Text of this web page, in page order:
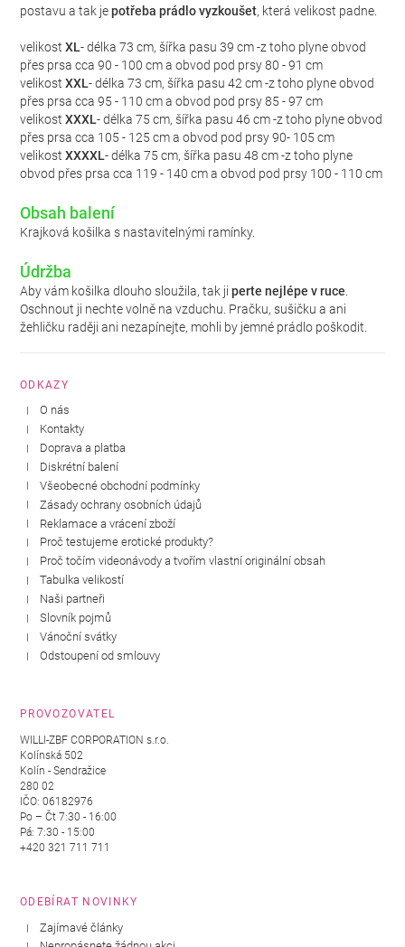
postavu a tak jepotřeba prádlo vyzkoušet, která velikost padne.
velikost XL- délka 73 cm, šířka pasu 39 cm -z toho plyne obvod
přes prsa cca 90 - 100 cm a obvod pod prsy 80 - 91 cm
velikost XXL- délka 73 cm, šířka pasu 42 cm -z toho plyne obvod
přes prsa cca 95 - 110 cm a obvod pod prsy 85 - 97 cm
velikost XXXL- délka 75 cm, šířka pasu 46 cm -z toho plyne obvod
přes prsa cca 105 - 125 cm a obvod pod prsy 90- 105 cm
velikost XXXXL- délka 75 cm, šířka pasu 48 cm -z toho plyne
obvod přes prsa cca 119 - 140 cm a obvod pod prsy 100 - 110 cm
Obsah balení
Krajková košilka s nastavitelnými ramínky.
Údržba
Aby vám košilka dlouho sloužila, tak ji perte nejlépe v ruce.
Oschnout ji nechte volně na vzduchu. Pračku, sušičku a ani
žehličku raději ani nezapínejte, mohli by jemné prádlo poškodit.
ODKAZY
O nás
Kontakty
Doprava a platba
Diskrétní balení
Všeobecné obchodní podmínky
Zásady ochrany osobních údajů
Reklamace a vrácení zboží
Proč testujeme erotické produkty?
Proč točím videonávody a tvořím vlastní originální obsah
Tabulka velikostí
Naši partneři
Slovník pojmů
Vánoční svátky
Odstoupení od smlouvy
PROVOZOVATEL
WILLI-ZBF CORPORATION s.r.o.
Kolínská 502
Kolín - Sendražice
280 02
IČO: 06182976
Po – Čt 7:30 - 16:00
Pá: 7:30 - 15:00
+420 321 711 711
ODEBÍRAT NOVINKY
Zajímavé články